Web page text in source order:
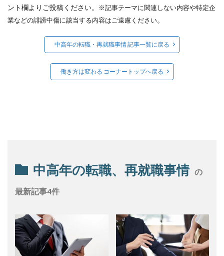
ント欄よりご投稿ください。
※記事テーマに関連しない内容や特定企
業などの誹謗中傷に該当する内容はご遠慮ください。
中高年の転職・再就職事情 記事一覧に戻る
働き方は変わる コーナートップへ戻る
中高年の転職、再就職事情 の
最新記事4件